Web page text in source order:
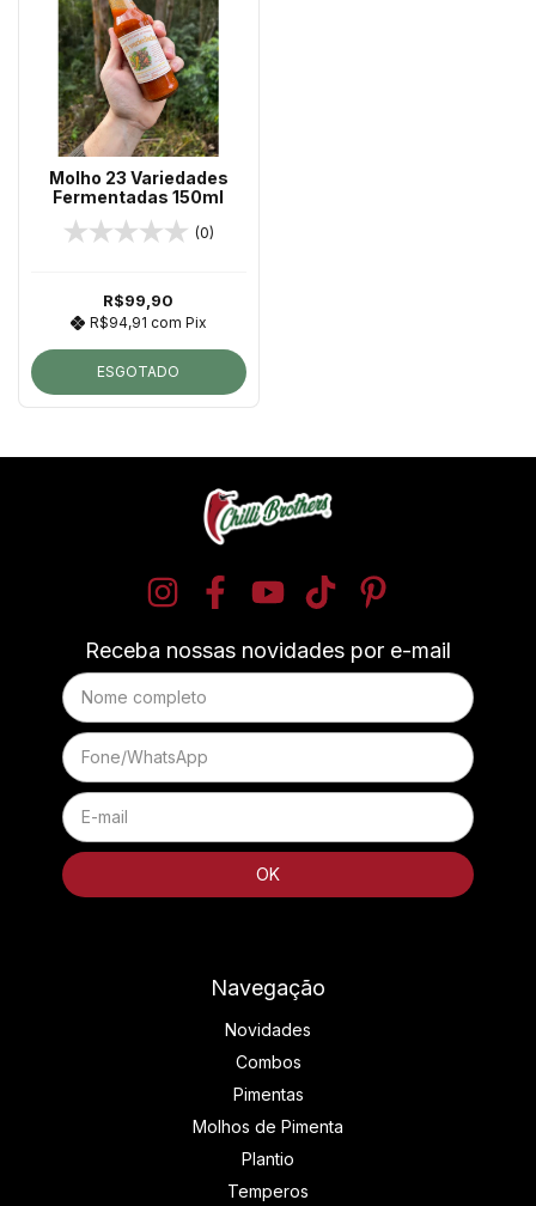
Molho 23 Variedades
Fermentadas 150ml
(0)
R$99,90
R$94,91 com Pix
ESGOTADO
Receba nossas novidades por e-mail
Navegação
Novidades
Combos
Pimentas
Molhos de Pimenta
Plantio
Temperos